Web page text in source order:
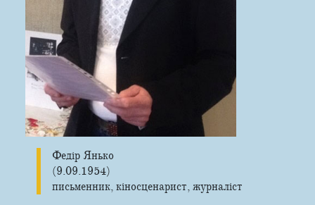
Федір Янько
(9.09.1954)
письменник, кіносценарист, журналіст